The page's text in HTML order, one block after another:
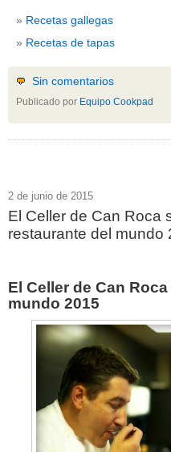
Recetas gallegas
Recetas de tapas
Sin comentarios
Publicado por Equipo Cookpad
2 de junio de 2015
El Celler de Can Roca
restaurante del mundo
El Celler de Can
mundo 2015